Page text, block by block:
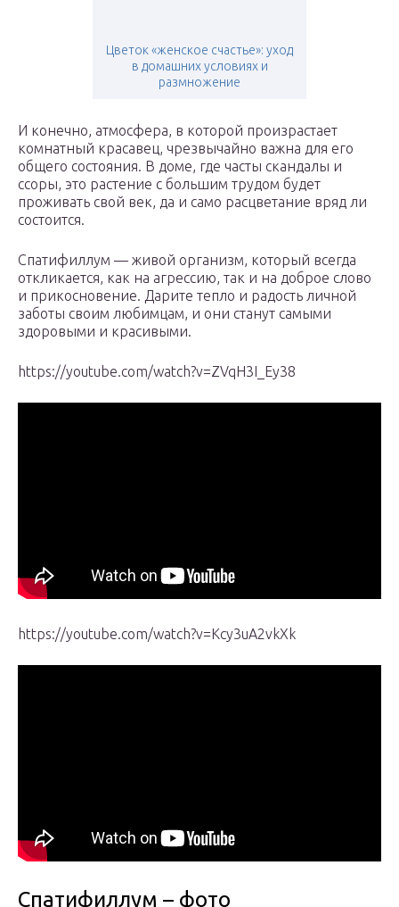
Цветок «женское счастье»: уход
в домашних условиях и
размножение
И конечно, атмосфера, в которой произрастает
комнатный красавец, чрезвычайно важна для его
общего состояния. В доме, где часты скандалы и
ссоры, это растение с большим трудом будет
проживать свой век, да и само расцветание вряд ли
состоится.
Спатифиллум — живой организм, который всегда
откликается, как на агрессию, так и на доброе слово
и прикосновение. Дарите тепло и радость личной
заботы своим любимцам, и они станут самыми
здоровыми и красивыми.
https://youtube.com/watch?v=ZVqH3I_Ey38
https://youtube.com/watch?v=Kcy3uA2vkXk
Спатифиллум – фото